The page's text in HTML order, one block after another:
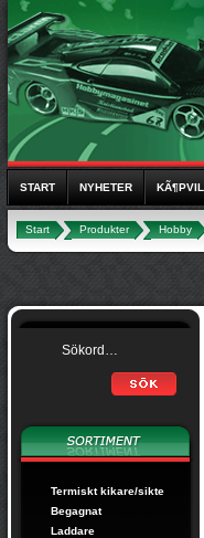
START NYHETER
Start Produkter Hobby
Termiskt kikare/sikte
Begagnat
Laddare